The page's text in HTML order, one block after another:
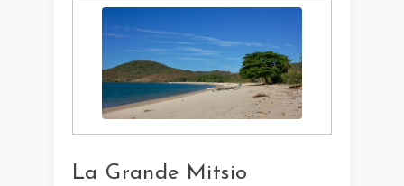
La Grande Mitsio